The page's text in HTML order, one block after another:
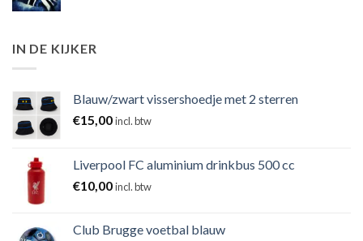
IN DE KIJKER
Blauw/zwart vissershoedje met 2 sterren
€15,00incl. btw
Liverpool FC aluminium drinkbus 500 cc
€10,00incl. btw
Club Brugge voetbal blauw